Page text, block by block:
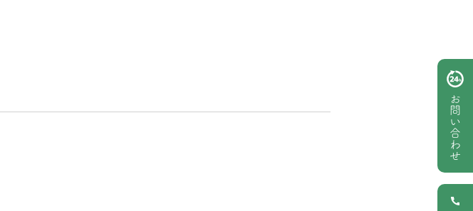
お問い合わせ